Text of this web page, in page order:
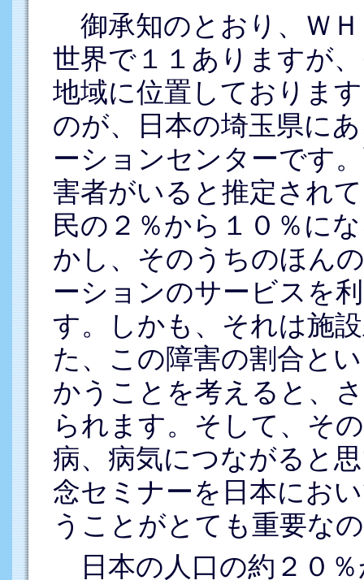
御承知のとおり、Ｗ
世界で１１ありますが
地域に位置しておりま
のが、日本の埼玉県に
ーションセンターです
害者がいると推定され
民の２％から１０％に
かし、そのうちのほん
ーションのサービスを
す。しかも、それは施
た、この障害の割合と
かうことを考えると、
られます。そして、そ
病、病気につながると
念セミナーを日本にお
うことがとても重要な
日本の人口の約２０